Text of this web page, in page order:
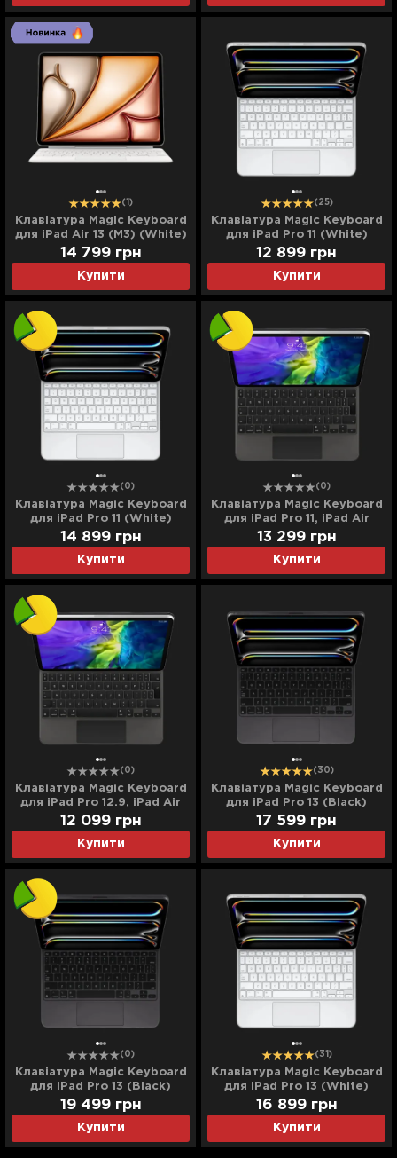
(1)
Клавіатура Magic Keyboard
для iPad Air 13 (M3) (White)
(MDFW4)
Купити
14 799 грн
(25)
Клавіатура Magic Keyboard
для iPad Pro 11 (White)
(MWR03) (2024)
Купити
12 899 грн
(0)
Клавіатура Magic Keyboard
для iPad Pro 11 (White)
(MWR03) (2024) (Ultra)
Купити
14 899 грн
(0)
Клавіатура Magic Keyboard
для iPad Pro 11, iPad Air
(4/5/6th gen) (Black)
(MXQT2) (Ultra)
Купити
13 299 грн
(0)
Клавіатура Magic Keyboard
для iPad Pro 12.9, iPad Air
13 (M2) (Black)
(MJQK3/MXQU2) (Ultra)
Купити
12 099 грн
(30)
Клавіатура Magic Keyboard
для iPad Pro 13 (Black)
(MWR53) (2024)
Купити
17 599 грн
(0)
Клавіатура Magic Keyboard
для iPad Pro 13 (Black)
(MWR53) (2024) (Ultra)
Купити
19 499 грн
(31)
Клавіатура Magic Keyboard
для iPad Pro 13 (White)
(MWR43) (2024)
Купити
16 899 грн